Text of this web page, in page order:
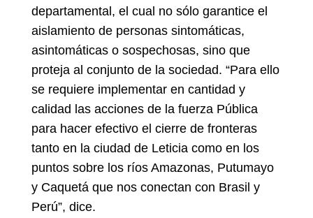
departamental, el cual no sólo garantice el
aislamiento de personas sintomáticas,
asintomáticas o sospechosas, sino que
proteja al conjunto de la sociedad. “Para ello
se requiere implementar en cantidad y
calidad las acciones de la fuerza Pública
para hacer efectivo el cierre de fronteras
tanto en la ciudad de Leticia como en los
puntos sobre los ríos Amazonas, Putumayo
y Caquetá que nos conectan con Brasil y
Perú”, dice.